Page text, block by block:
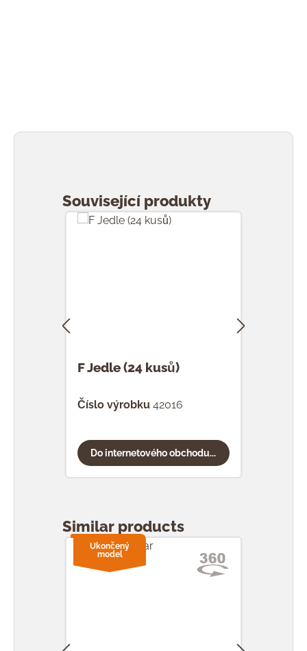
Související produkty
F Jedle (24 kusů)
Číslo výrobku 42016
Do internetového obchodu...
Similar products
Ukončený
model